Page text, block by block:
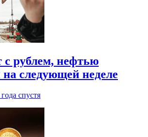
с рублем, нефтью
следующей неделе
спустя